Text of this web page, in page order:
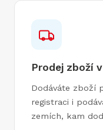
Prodej zboží v
Dodáváte zboží
registraci i
zemích, kam